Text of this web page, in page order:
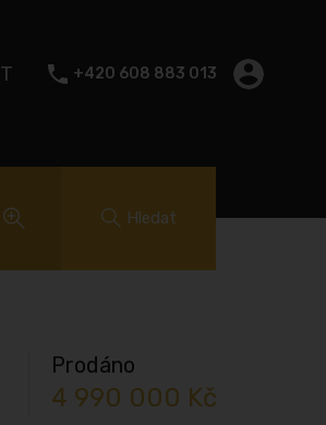
+420 608 883 013
Hledat
Prodáno
4 990 000 Kč